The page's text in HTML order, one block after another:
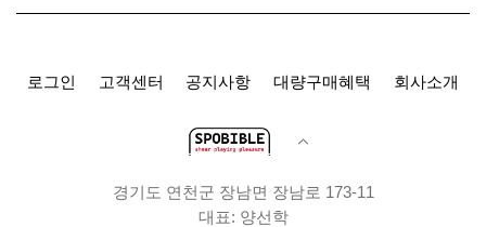
로그인 고객센터 공지사항 대량구매혜택 회사소개
경기도 연천군 장남면 장남로 173-11
대표: 양선학